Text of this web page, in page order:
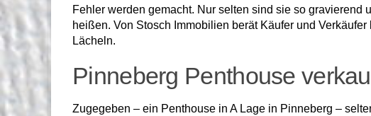
Fehler werden gemacht. Nur selten sind sie so
heißen. Von Stosch Immobilien berät Käufer und
Lächeln.
Pinneberg Penthouse
Zugegeben – ein Penthouse in A Lage in Pinneberg –